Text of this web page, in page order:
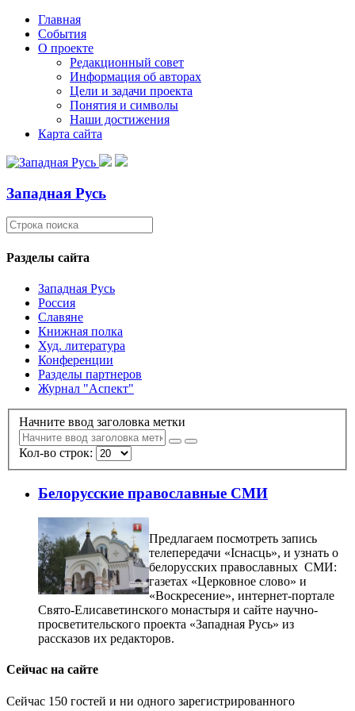
Главная
События
О проекте
Редакционный совет
Информация об авторах
Цели и задачи проекта
Понятия и символы
Наши достижения
Карта сайта
Западная Русь
Разделы сайта
Западная Русь
Россия
Славяне
Книжная полка
Худ. литература
Конференции
Разделы партнеров
Журнал "Аспект"
Начните ввод заголовка метки
Кол-во строк:
Белорусские православные СМИ
Предлагаем посмотреть запись
телепередачи «Iснасць», и узнать о
белорусских православных СМИ:
газетах «Церковное слово» и
«Воскресение», интернет-портале
Свято-Елисаветинского монастыря и сайте научно-
просветительского проекта «Западная Русь» из
рассказов их редакторов.
Сейчас на сайте
Сейчас 150 гостей и ни одного зарегистрированного